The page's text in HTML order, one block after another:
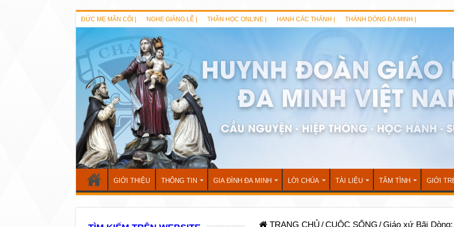
ĐỨC MẸ MÂN CÔI | NGHE GIẢNG LỄ | THẦN HỌC ONLINE | HẠNH CÁC THÁNH | THÁNH DÒNG ĐA MINH |
GIỚI THIỆU THÔNG TIN GIA ĐÌNH ĐA MINH LỜI CHÚA TÀI LIỆU TÂM TÌNH GIỚI
TRANG CHỦ /CUỘC SỐNG /Giáo xứ Bãi